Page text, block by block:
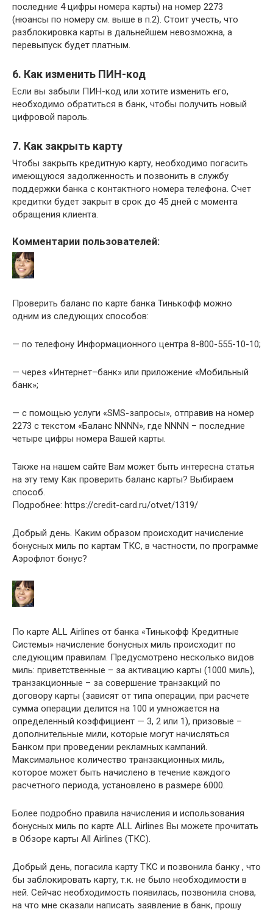
последние 4 цифры номера карты) на номер 2273
(нюансы по номеру см. выше в п.2). Стоит учесть, что
разблокировка карты в дальнейшем невозможна, а
перевыпуск будет платным.
6. Как изменить ПИН-код
Если вы забыли ПИН-код или хотите изменить его,
необходимо обратиться в банк, чтобы получить новый
цифровой пароль.
7. Как закрыть карту
Чтобы закрыть кредитную карту, необходимо погасить
имеющуюся задолженность и позвонить в службу
поддержки банка с контактного номера телефона. Счет
кредитки будет закрыт в срок до 45 дней с момента
обращения клиента.
Комментарии пользователей:
Проверить баланс по карте банка Тинькофф можно
одним из следующих способов:
— по телефону Информационного центра 8-800-555-10-10;
— через «Интернет–банк» или приложение «Мобильный
банк»;
— с помощью услуги «SMS-запросы», отправив на номер
2273 с текстом «Баланс NNNN», где NNNN – последние
четыре цифры номера Вашей карты.
Также на нашем сайте Вам может быть интересна статья
на эту тему Как проверить баланс карты? Выбираем
способ.
Подробнее: https://credit-card.ru/otvet/1319/
Добрый день. Каким образом происходит начисление
бонусных миль по картам ТКС, в частности, по программе
Аэрофлот бонус?
По карте ALL Airlines от банка «Тинькофф Кредитные
Системы» начисление бонусных миль происходит по
следующим правилам. Предусмотрено несколько видов
миль: приветственные – за активацию карты (1000 миль),
транзакционные – за совершение транзакций по
договору карты (зависят от типа операции, при расчете
сумма операции делится на 100 и умножается на
определенный коэффициент — 3, 2 или 1), призовые –
дополнительные мили, которые могут начисляться
Банком при проведении рекламных кампаний.
Максимальное количество транзакционных миль,
которое может быть начислено в течение каждого
расчетного периода, установлено в размере 6000.
Более подробно правила начисления и использования
бонусных миль по карте ALL Airlines Вы можете прочитать
в Обзоре карты All Airlines (ТКС).
Добрый день, погасила карту ТКС и позвонила банку , что
бы заблокировать карту, т.к. не было необходимости в
ней. Сейчас необходимость появилась, позвонила снова,
на что мне сказали написать заявление в банк, прошу